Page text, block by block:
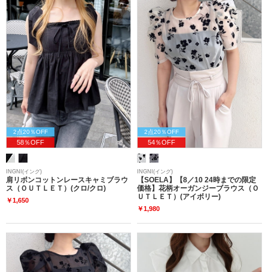
2点20％OFF
58％OFF
INGNI(イング)
肩リボンコットンレースキャミブラウ
ス（ＯＵＴＬＥＴ）(クロ/クロ)
￥1,650
2点20％OFF
54％OFF
INGNI(イング)
【SOELA】【8／10 24時までの限定
価格】花柄オーガンジーブラウス（Ｏ
ＵＴＬＥＴ）(アイボリー)
￥1,980